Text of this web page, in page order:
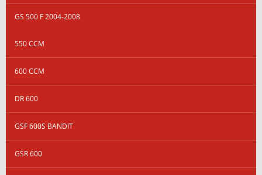
GS 500 F 2004-2008
550 CCM
600 CCM
DR 600
GSF 600S BANDIT
GSR 600